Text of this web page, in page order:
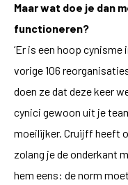
Maar wat doe je dan
functioneren?
‘Er is een hoop
vorige 106
doen ze dat deze keer
cynici gewoon uit je
moeilijker. Cruijff heeft
zolang je de onderkant
hem eens: de norm